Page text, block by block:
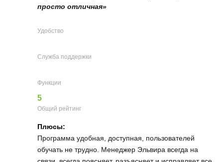
просто отличная»
Удобство
Служба поддержки
Функции
5
Общий рейтинг
Плюсы:
Программа удобная, доступная, пользователей
обучать не трудно. Менеджер Эльвира всегда на